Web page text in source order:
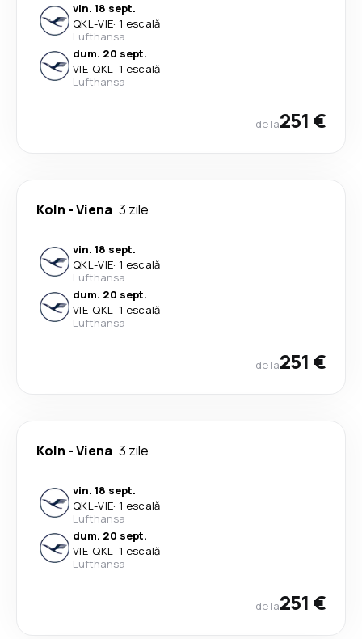
vin. 18 sept.
QKL-VIE· 1 escală
Lufthansa
dum. 20 sept.
VIE-QKL· 1 escală
Lufthansa
de la251 €
Koln -Viena 3 zile
vin. 18 sept.
QKL-VIE· 1 escală
Lufthansa
dum. 20 sept.
VIE-QKL· 1 escală
Lufthansa
de la251 €
Koln -Viena 3 zile
vin. 18 sept.
QKL-VIE· 1 escală
Lufthansa
dum. 20 sept.
VIE-QKL· 1 escală
Lufthansa
de la251 €